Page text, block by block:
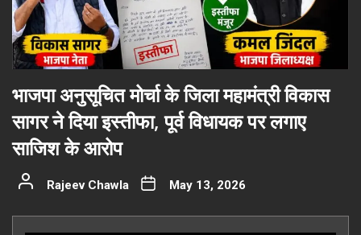
भाजपा अनुसूचित मोर्चा के जिला महामंत्री विकास
सागर ने दिया इस्तीफा, पूर्व विधायक पर लगाए
साजिश के आरोप
Rajeev Chawla May 13, 2026